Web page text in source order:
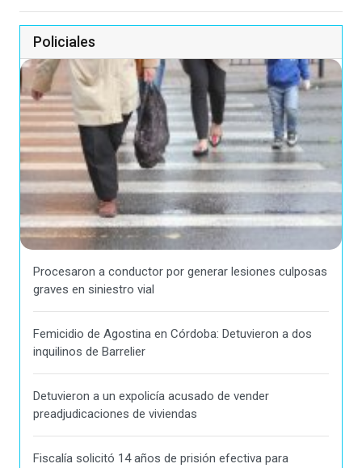
Policiales
Procesaron a conductor por generar lesiones culposas
graves en siniestro vial
Femicidio de Agostina en Córdoba: Detuvieron a dos
inquilinos de Barrelier
Detuvieron a un expolicía acusado de vender
preadjudicaciones de viviendas
Fiscalía solicitó 14 años de prisión efectiva para